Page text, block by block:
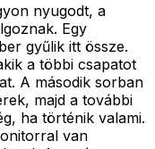
nyugodt, a
Egy
gyűlik itt össze.
a többi csapatot
A második sorban
majd a további
ha történik valami.
van